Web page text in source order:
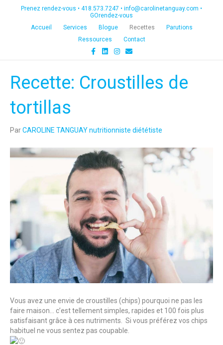
Prenez rendez-vous • 418.573.7247 • info@carolinetanguay.com •
GOrendez-vous
Accueil
Services Blogue Recettes
Parutions
Ressources
Contact
c
b
o
o
n
d
i
s
r
E
m
a
Recette: Croustilles de
tortillas
ParCAROLINE TANGUAY nutritionniste diététiste
Vous avez une envie de croustilles (chips) pourquoi ne pas les
faire maison… c’est tellement simples, rapides et 100 fois plus
satisfaisant grâce à ces nutriments. Si vous préférez vos chips
habituel ne vous sentez pas coupable.